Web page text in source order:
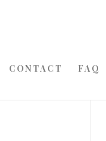
CONTACT FAQ